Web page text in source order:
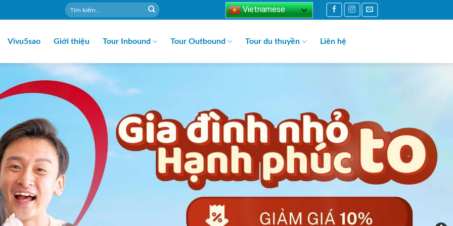
Vietnamese
Vivu5sao Giới thiệu Tour Inbound Tour Outbound Tour du thuyền Liên hệ